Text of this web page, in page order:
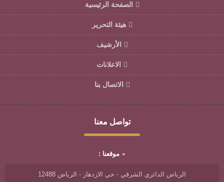
الصفحة الرئيسية
هيئة التحرير
الأرشيف
الاعلانات
الاتصال بنا
تواصل معنا
موقعنا :
الرياض الدائري الشرقي - حي الازدهار - الرياض 12488